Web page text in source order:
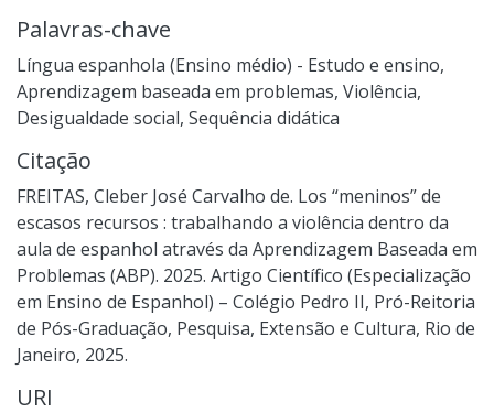
Palavras-chave
Língua espanhola (Ensino médio) - Estudo e ensino,
Aprendizagem baseada em problemas, Violência,
Desigualdade social, Sequência didática
Citação
FREITAS, Cleber José Carvalho de. Los “meninos” de
escasos recursos : trabalhando a violência dentro da
aula de espanhol através da Aprendizagem Baseada em
Problemas (ABP). 2025. Artigo Científico (Especialização
em Ensino de Espanhol) – Colégio Pedro II, Pró-Reitoria
de Pós-Graduação, Pesquisa, Extensão e Cultura, Rio de
Janeiro, 2025.
URI